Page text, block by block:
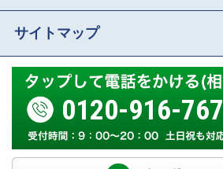
サイトマップ
0120-916-767